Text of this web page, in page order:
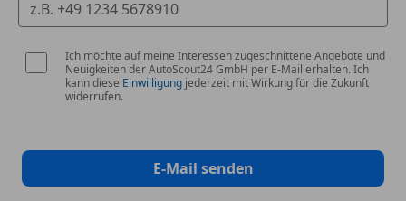
Car Kreationen wie den M3 GT2.
Der Künstler selbst nannte es sein „Traumauto“
und unterstreicht damit die persönliche
Die Veredelung erforderte ein aufwendiges
Verfahren mit über 200 Arbeitsstunden allein für
Ich möchte auf meine Interessen zugeschnittene Angebote und
Neuigkeiten der AutoScout24 GmbH per E-Mail erhalten. Ich
kann diese Einwilligung jederzeit mit Wirkung für die Zukunft
widerrufen.
E-Mail senden